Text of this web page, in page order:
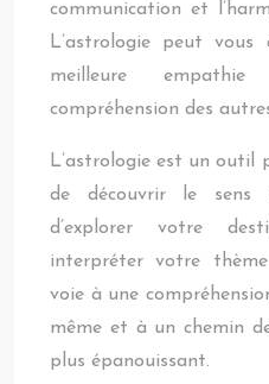
communication et
L’astrologie peut
meilleure
compréhension des
L’astrologie est un outil
de découvrir le sens
d’explorer votre
interpréter votre
voie à une
même et à un chemin
plus épanouissant.